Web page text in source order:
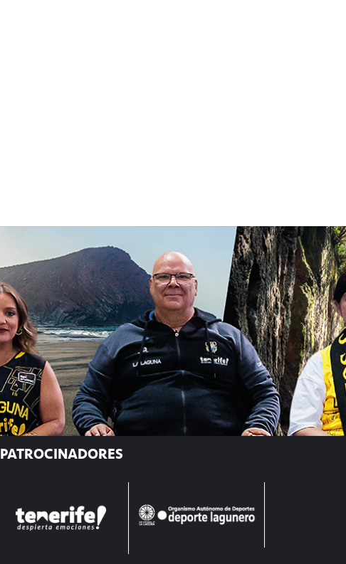
PATROCINADORES